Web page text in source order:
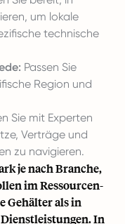
um lokale
technische
Passen Sie
Region und
Sie mit Experten
Verträge und
zu navigieren.
je nach Branche,
im Ressourcen-
Gehälter als in
In